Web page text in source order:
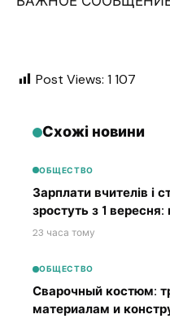
Post Views: 1 107
Схожі новини
ОБЩЕСТВО
Зарплати вчителів і
зростуть з 1 вересня:
23 часа тому
ОБЩЕСТВО
Сварочный костюм:
материалам и